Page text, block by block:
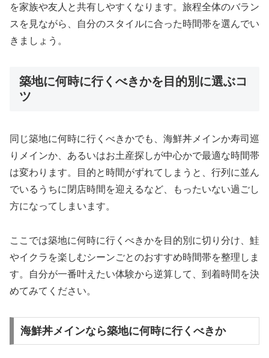
を家族や友人と共有しやすくなります。旅程全体のバラン
スを見ながら、自分のスタイルに合った時間帯を選んでい
きましょう。
築地に何時に行くべきかを目的別に選ぶコ
ツ
同じ築地に何時に行くべきかでも、海鮮丼メインか寿司巡
りメインか、あるいはお土産探しが中心かで最適な時間帯
は変わります。目的と時間がずれてしまうと、行列に並ん
でいるうちに閉店時間を迎えるなど、もったいない過ごし
方になってしまいます。
ここでは築地に何時に行くべきかを目的別に切り分け、鮭
やイクラを楽しむシーンごとのおすすめ時間帯を整理しま
す。自分が一番叶えたい体験から逆算して、到着時間を決
めてみてください。
海鮮丼メインなら築地に何時に行くべきか